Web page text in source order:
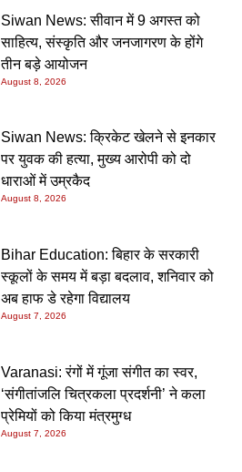
Siwan News: सीवान में 9 अगस्त को
साहित्य, संस्कृति और जनजागरण के होंगे
तीन बड़े आयोजन
August 8, 2026
Siwan News: क्रिकेट खेलने से इनकार
पर युवक की हत्या, मुख्य आरोपी को दो
धाराओं में उम्रकैद
August 8, 2026
Bihar Education: बिहार के सरकारी
स्कूलों के समय में बड़ा बदलाव, शनिवार को
अब हाफ डे रहेगा विद्यालय
August 7, 2026
Varanasi: रंगों में गूंजा संगीत का स्वर,
‘संगीतांजलि चित्रकला प्रदर्शनी’ ने कला
प्रेमियों को किया मंत्रमुग्ध
August 7, 2026